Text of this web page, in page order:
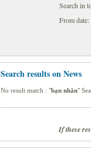
Search in
From date:
Search results on News
No result match : "bạn nhắn"
If these